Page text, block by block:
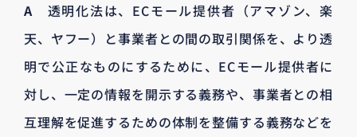
A透明化法は、ECモール提供者（アマゾン、楽
天、ヤフー）と事業者との間の取引関係を、より透
明で公正なものにするために、ECモール提供者に
対し、一定の情報を開示する義務や、事業者との相
互理解を促進するための体制を整備する義務などを